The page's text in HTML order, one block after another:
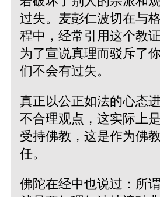
过失。麦彭仁波切在与
程中，经常引用这个教
为了宣说真理而驳斥了
们不会有过失。
真正以公正如法的心态
不合理观点，这实际上
受持佛教，这是作为佛
任。
佛陀在经中也说过：所